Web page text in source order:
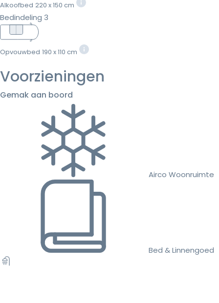
Alkoofbed 220 x 150 cm
Bedindeling 3
Opvouwbed 190 x 110 cm
Voorzieningen
Gemak aan boord
Airco Woonruimte
Bed & Linnengoed